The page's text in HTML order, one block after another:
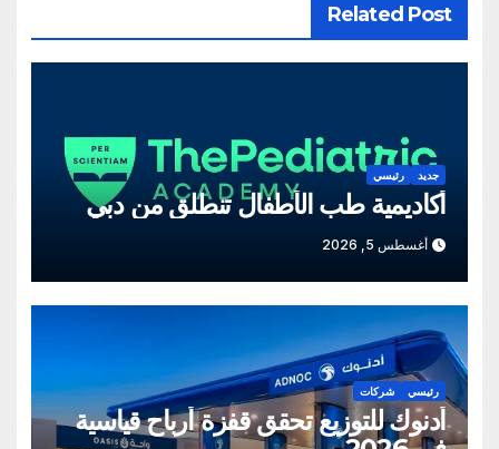
Related Post
جديد رئيسي
أكاديمية طب الأطفال تنطلق من دبي
أغسطس 5, 2026
رئيسي شركات
أدنوك للتوزيع تحقق قفزة أرباح قياسية